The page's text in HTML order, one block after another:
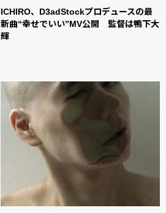
ICHIRO、D3adStockプロデュースの最
新曲“幸せでいい”MV公開 監督は鴨下大
輝